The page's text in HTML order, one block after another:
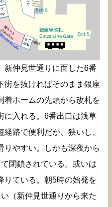
新仲見世通りに面した6番
街を抜ければそのまま銀座
着ホームの先頭から改札を
に入れる。6番出口は浅草
路で便利だが、狭いし、
りやすい。しかも深夜から
閉鎖されている。或いは
りている。朝5時の始発を
（新仲見世通りから来た